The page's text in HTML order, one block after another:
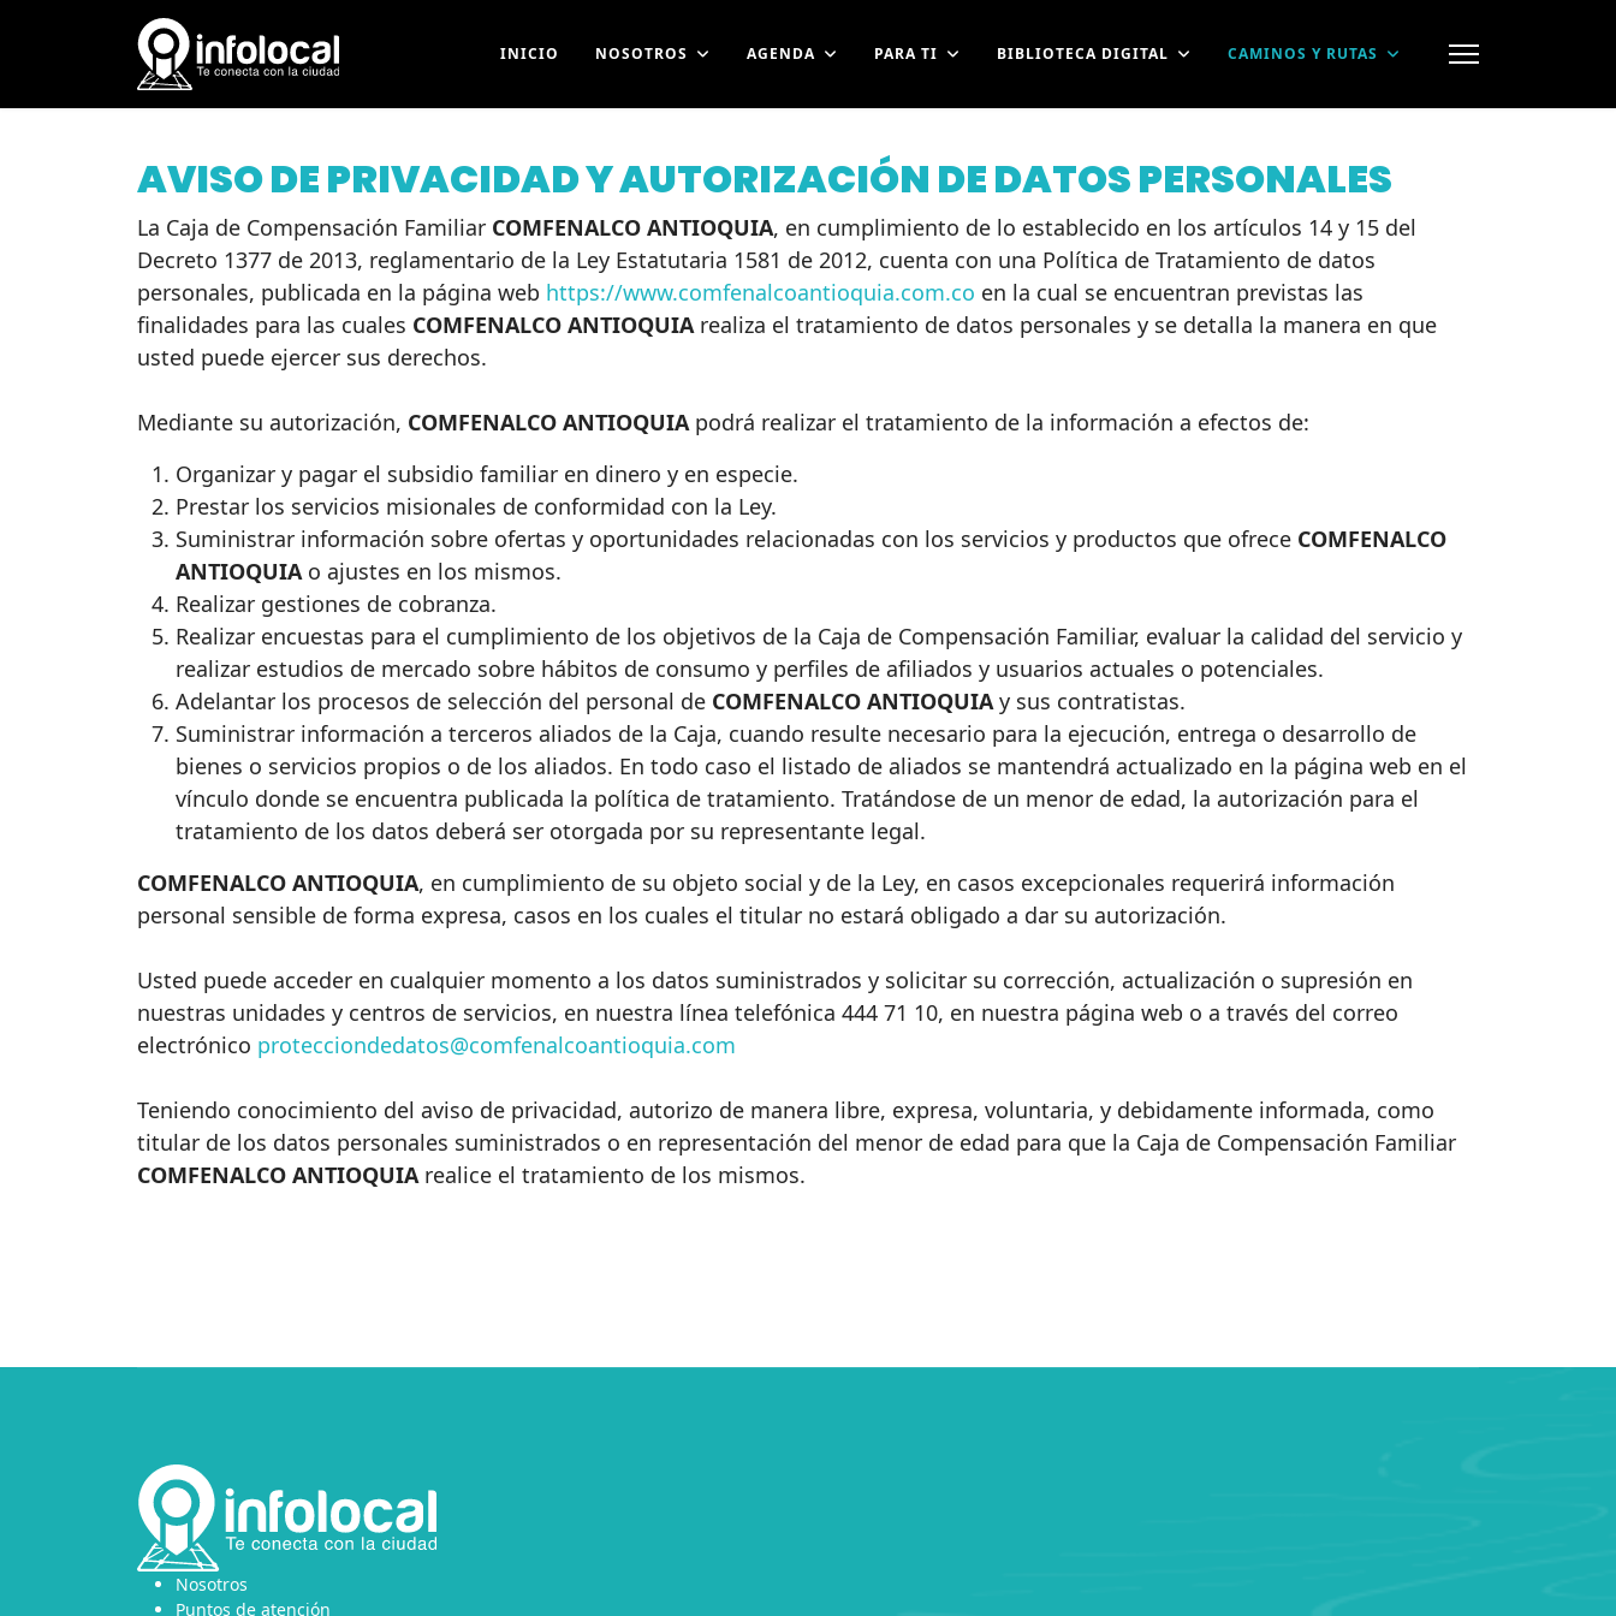
INICIO NOSOTROS AGENDA PARA TI BIBLIOTECA DIGITAL CAMINOS Y RUTAS
AVISO DE PRIVACIDAD Y AUTORIZACIÓN DE DATOS PERSONALES
La Caja de Compensación Familiar COMFENALCO ANTIOQUIA, en cumplimiento de lo establecido en los artículos 14 y 15 del
Decreto 1377 de 2013, reglamentario de la Ley Estatutaria 1581 de 2012, cuenta con una Política de Tratamiento de datos
personales, publicada en la página web https://www.comfenalcoantioquia.com.co en la cual se encuentran previstas las
finalidades para las cuales COMFENALCO ANTIOQUIArealiza el tratamiento de datos personales y se detalla la manera en que
usted puede ejercer sus derechos.
Mediante su autorización, COMFENALCO ANTIOQUIApodrá realizar el tratamiento de la información a efectos de:
Organizar y pagar el subsidio familiar en dinero y en especie.
Prestar los servicios misionales de conformidad con la Ley.
Suministrar información sobre ofertas y oportunidades relacionadas con los servicios y productos que ofrece COMFENALCO
ANTIOQUIAo ajustes en los mismos.
Realizar gestiones de cobranza.
Realizar encuestas para el cumplimiento de los objetivos de la Caja de Compensación Familiar, evaluar la calidad del servicio y
realizar estudios de mercado sobre hábitos de consumo y perfiles de afiliados y usuarios actuales o potenciales.
Adelantar los procesos de selección del personal de COMFENALCO ANTIOQUIAy sus contratistas.
Suministrar información a terceros aliados de la Caja, cuando resulte necesario para la ejecución, entrega o desarrollo de
bienes o servicios propios o de los aliados. En todo caso el listado de aliados se mantendrá actualizado en la página web en el
vínculo donde se encuentra publicada la política de tratamiento. Tratándose de un menor de edad, la autorización para el
tratamiento de los datos deberá ser otorgada por su representante legal.
COMFENALCO ANTIOQUIA, en cumplimiento de su objeto social y de la Ley, en casos excepcionales requerirá información
personal sensible de forma expresa, casos en los cuales el titular no estará obligado a dar su autorización.
Usted puede acceder en cualquier momento a los datos suministrados y solicitar su corrección, actualización o supresión en
nuestras unidades y centros de servicios, en nuestra línea telefónica 444 71 10, en nuestra página web o a través del correo
electrónico protecciondedatos@comfenalcoantioquia.com
Teniendo conocimiento del aviso de privacidad, autorizo de manera libre, expresa, voluntaria, y debidamente informada, como
titular de los datos personales suministrados o en representación del menor de edad para que la Caja de Compensación Familiar
COMFENALCO ANTIOQUIArealice el tratamiento de los mismos.
Nosotros
Puntos de atención